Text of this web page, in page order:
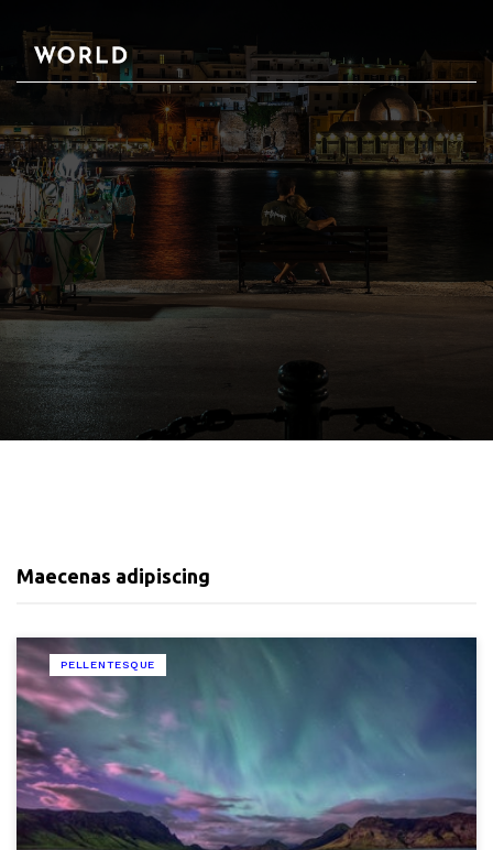
Maecenas adipiscing
PELLENTESQUE